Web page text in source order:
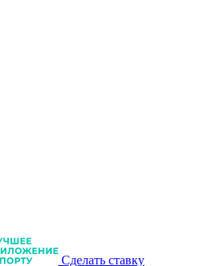
Сделать ставку